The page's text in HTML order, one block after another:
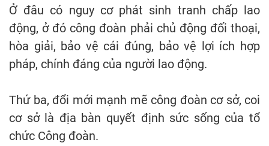
Ở đâu có nguy cơ phát sinh tranh chấp lao
động, ở đó công đoàn phải chủ động đối thoại,
hòa giải, bảo vệ cái đúng, bảo vệ lợi ích hợp
pháp, chính đáng của người lao động.
Thứ ba, đổi mới mạnh mẽ công đoàn cơ sở, coi
cơ sở là địa bàn quyết định sức sống của tổ
chức Công đoàn.